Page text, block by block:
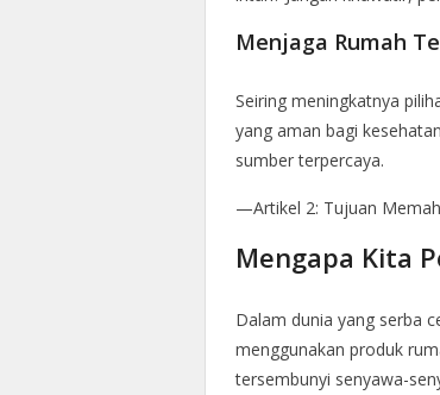
Menjaga Rumah
Seiring meningkatnya
yang aman bagi
sumber terpercaya.
—Artikel 2: Tujuan
Mengapa Kita
Dalam dunia yang serba
menggunakan produk
tersembunyi senyawa-